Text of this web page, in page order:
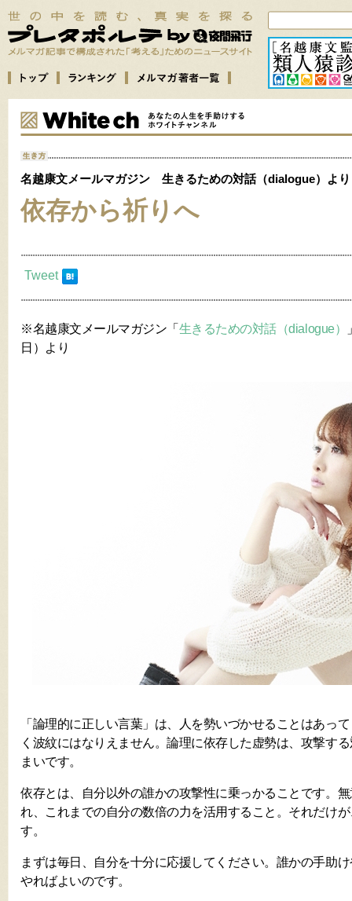
名越康文メールマガジン 生きるための対話（dialogue）より
依存から祈りへ
Tweet
※名越康文メールマガジン「 生きるための対話（dialogue）
日）より
「論理的に正しい言葉」は、人を勢いづかせることはあっ
く波紋にはなりえません。論理に依存した虚勢は、攻撃す
まいです。
依存とは、自分以外の誰かの攻撃性に乗っかることです。
れ、これまでの自分の数倍の力を活用すること。それだけ
す。
まずは毎日、自分を十分に応援してください。誰かの手助
やればよいのです。